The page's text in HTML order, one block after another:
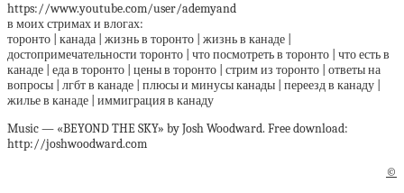
https://www.youtube.com/user/ademyand
в моих стримах и влогах:
торонто | канада | жизнь в торонто | жизнь в канаде |
достопримечательности торонто | что посмотреть в торонто | что есть в
канаде | еда в торонто | цены в торонто | стрим из торонто | ответы на
вопросы | лгбт в канаде | плюсы и минусы канады | переезд в канаду |
жилье в канаде | иммиграция в канаду
Music — «BEYOND THE SKY» by Josh Woodward. Free download:
http://joshwoodward.com
©